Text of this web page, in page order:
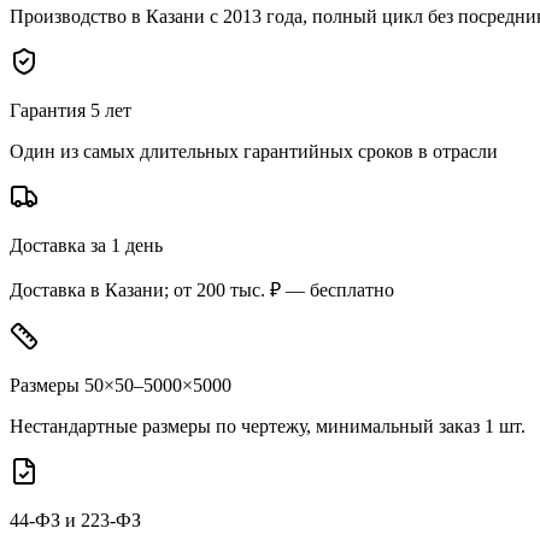
Производство в Казани с 2013 года, полный цикл без
Гарантия 5 лет
Один из самых длительных гарантийных сроков в отрасли
Доставка за 1 день
Доставка в Казани; от 200 тыс. ₽ — бесплатно
Размеры 50×50–5000×5000
Нестандартные размеры по чертежу, минимальный заказ 1 шт.
44-ФЗ и 223-ФЗ